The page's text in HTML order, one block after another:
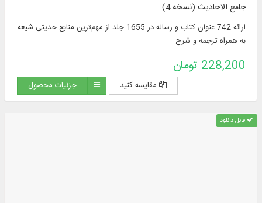
جامع الاحادیث (نسخه 4)
ارائه 742 عنوان کتاب و رساله در 1655 جلد از مهم‌ترین منابع حدیثی شیعه
به همراه ترجمه و شرح
228,200 تومان
مقایسه کنید جزئیات محصول
قابل دانلود